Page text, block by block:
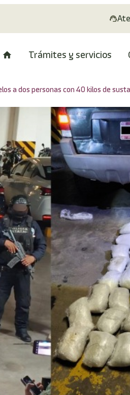
Trámites y servicios
a dos personas con 40 kilos de